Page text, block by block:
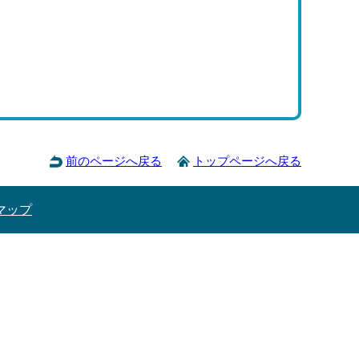
前のページへ戻る トップページへ戻る
ップ